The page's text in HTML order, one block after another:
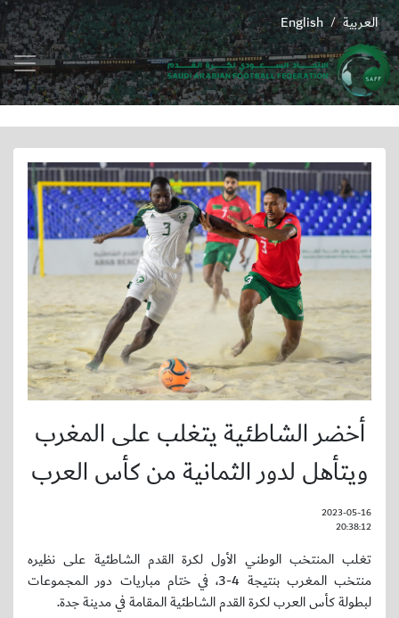
English / العربية
أخضر الشاطئية يتغلب على المغرب
ويتأهل لدور الثمانية من كأس العرب
2023-05-16
20:38:12
تغلب المنتخب الوطني الأول لكرة القدم الشاطئية على نظيره
منتخب المغرب بنتيجة 4-3، في ختام مباريات دور المجموعات
لبطولة كأس العرب لكرة القدم الشاطئية المقامة في مدينة جدة.